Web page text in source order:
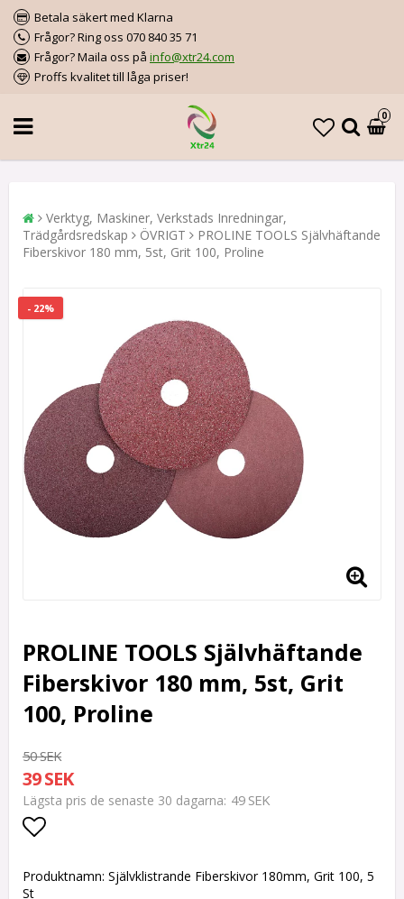
Betala säkert med Klarna
Frågor? Ring oss 070 840 35 71
Frågor? Maila oss på info@xtr24.com
Proffs kvalitet till låga priser!
0
Verktyg, Maskiner, Verkstads Inredningar,
Trädgårdsredskap
ÖVRIGT
PROLINE TOOLS Självhäftande
Fiberskivor 180 mm, 5st, Grit 100, Proline
- 22%
PROLINE TOOLS Självhäftande
Fiberskivor 180 mm, 5st, Grit
100, Proline
50 SEK
39 SEK
Lägsta pris de senaste 30 dagarna 49 SEK
Produktnamn: Självklistrande Fiberskivor 180mm, Grit 100, 5
St